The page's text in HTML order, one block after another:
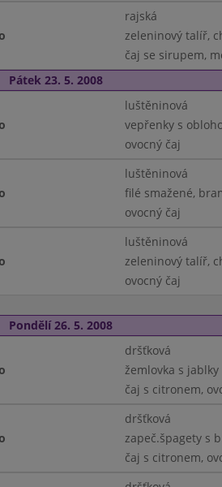
rajská
zeleninový talíř,
čaj se sirupem,
Pátek 23. 5. 2008
luštěninová
vepřenky s
ovocný čaj
luštěninová
filé smažené,
ovocný čaj
luštěninová
zeleninový talíř,
ovocný čaj
Pondělí 26. 5. 2008
dršťková
žemlovka s jablky
čaj s citronem,
dršťková
zapeč.špagety s
čaj s citronem,